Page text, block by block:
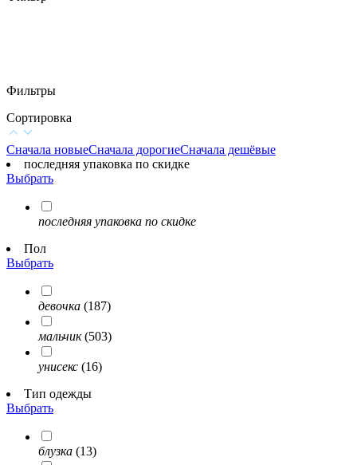
Фильтры
Сортировка
Сначала новыеСначала дорогиеСначала дешёвые
последняя упаковка по скидке
Выбрать
последняя упаковка по скидке
Пол
Выбрать
девочка (187)
мальчик(503)
унисекс (16)
Тип одежды
Выбрать
блузка (13)